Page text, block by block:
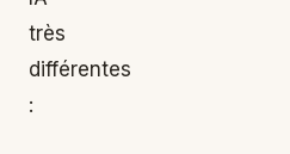
très
différentes
: